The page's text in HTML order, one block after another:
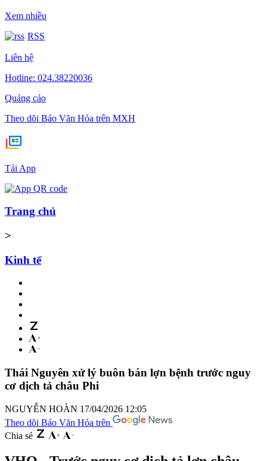
Xem nhiều
RSS
Liên hệ
Hotline: 024.38220036
Quảng cáo
Theo dõi Báo Văn Hóa trên MXH
Tải App
Trang chủ
>
Kinh tế
Thái Nguyên xử lý buôn bán lợn bệnh trước nguy
cơ dịch tả châu Phi
NGUYỄN HOÀN 17/04/2026 12:05
Theo dõi Báo Văn Hóa trên
Chia sẻ